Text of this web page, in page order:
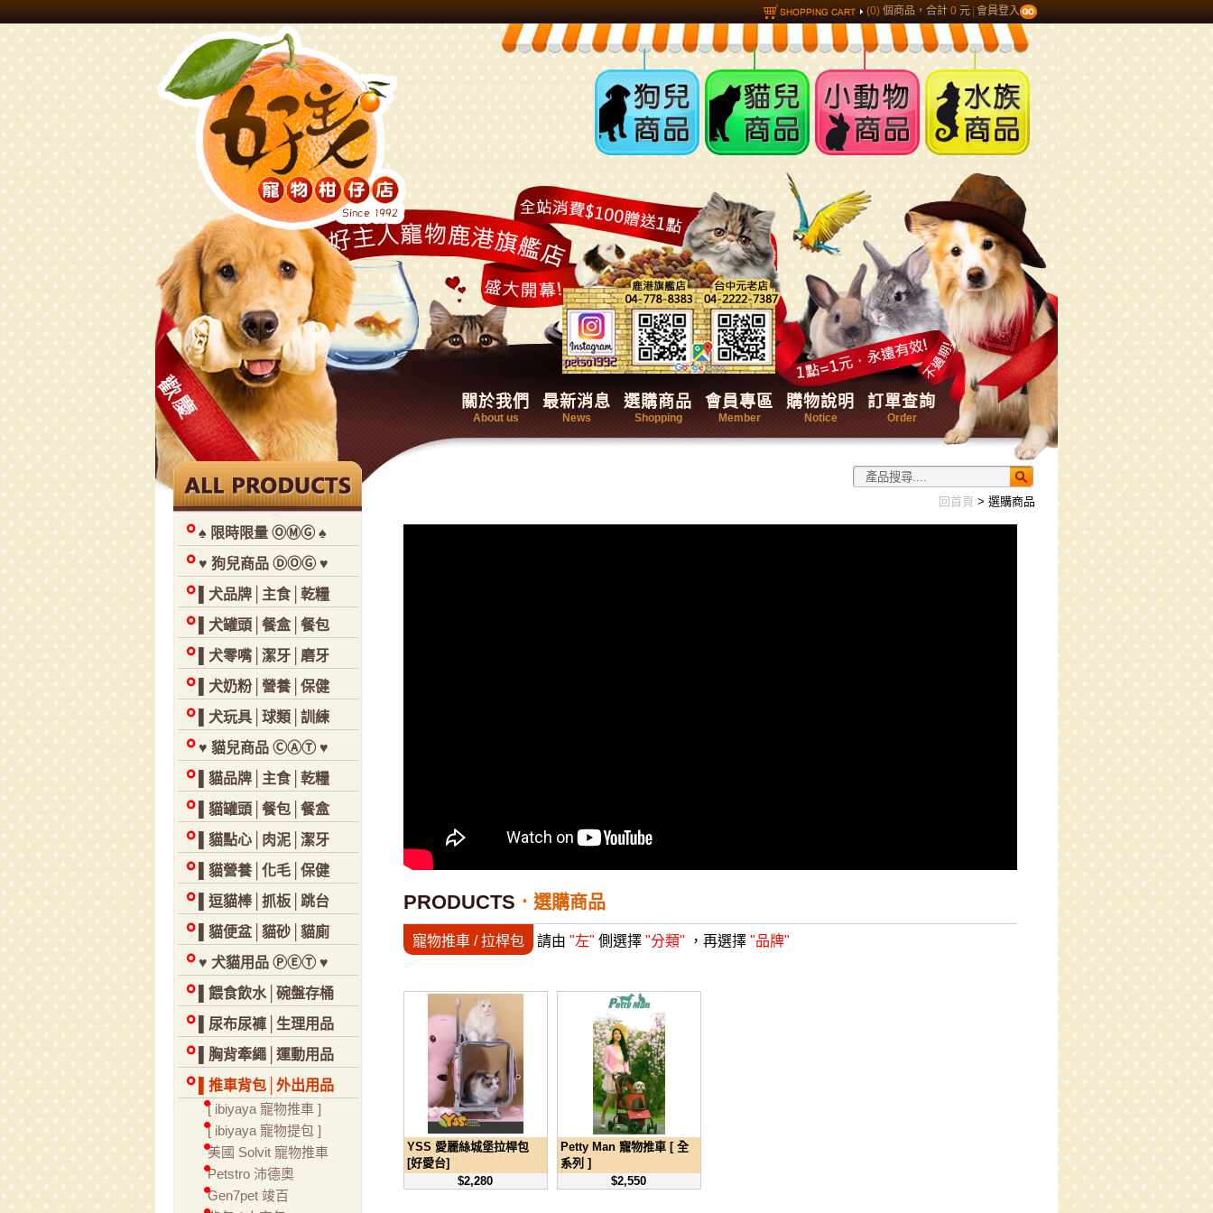
(0) 個商品，合計 0 元 會員登入
狗兒商品 貓兒商品 小動物商品 水族商品
關於我們
About us
最新消息
News
選購商品
Shopping
會員專區
Member
購物說明
Notice
訂單查詢
Order
回首頁 > 選購商品
♠ 限時限量 ⓄⓂⒼ ♠
♥ 狗兒商品 ⒹⓄⒼ ♥
▌犬品牌│主食│乾糧
▌犬罐頭│餐盒│餐包
▌犬零嘴│潔牙│磨牙
▌犬奶粉│營養│保健
▌犬玩具│球類│訓練
♥ 貓兒商品 ⒸⒶⓉ ♥
▌貓品牌│主食│乾糧
▌貓罐頭│餐包│餐盒
▌貓點心│肉泥│潔牙
▌貓營養│化毛│保健
▌逗貓棒│抓板│跳台
▌貓便盆│貓砂│貓廁
♥ 犬貓用品 ⓅⒺⓉ ♥
▌餵食飲水│碗盤存桶
▌尿布尿褲│生理用品
▌胸背牽繩│運動用品
▌推車背包│外出用品
[ ibiyaya 寵物推車 ]
[ ibiyaya 寵物提包 ]
美國 Solvit 寵物推車
Petstro 沛德奧
Gen7pet 竣百
PRODUCTS 選購商品
寵物推車 / 拉桿包 請由 "左" 側選擇 "分類" ，再選擇 "品牌"
YSS 愛麗絲城堡拉桿包
[好愛台]
$2,280
Petty Man 寵物推車 [ 全
系列 ]
$2,550